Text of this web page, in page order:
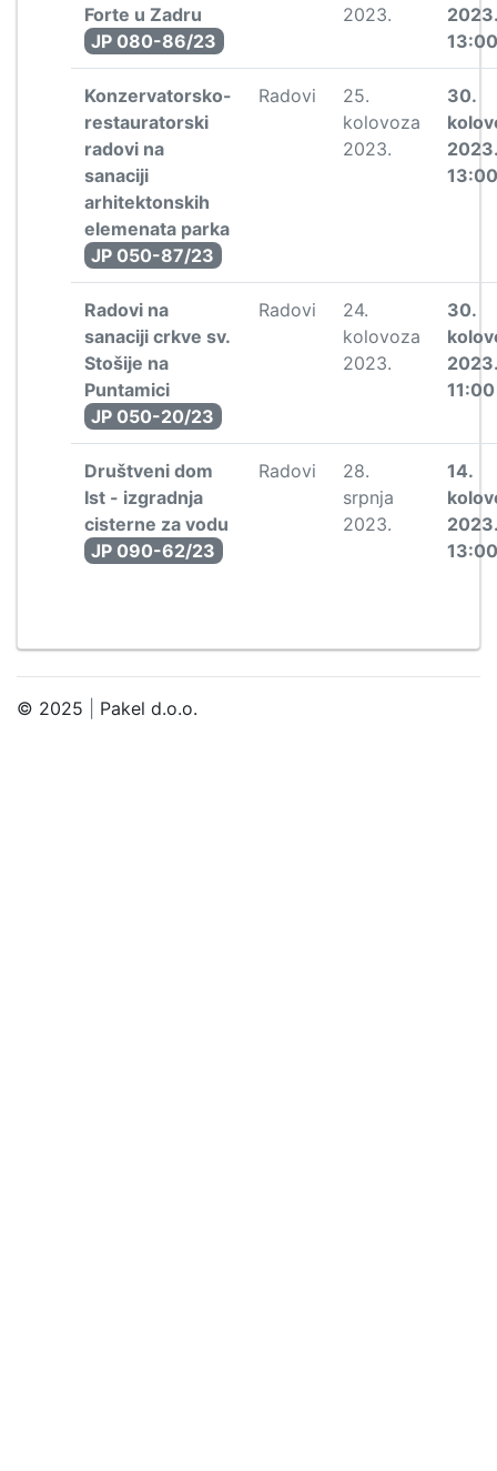
Forte u Zadru
JP 080-86/23
2023.
2023.
13:00
Konzervatorsko-
restauratorski
radovi na
sanaciji
arhitektonskih
elemenata parka
JP 050-87/23
Radovi
25.
kolovoza
2023.
30.
2023.
13:00
Radovi na
sanaciji crkve sv.
Stošije na
Puntamici
JP 050-20/23
Radovi
24.
kolovoza
2023.
30.
2023.
11:00
Društveni dom
Ist - izgradnja
cisterne za vodu
JP 090-62/23
Radovi
28.
srpnja
2023.
14.
2023.
13:00
© 2025 Pakel d.o.o.